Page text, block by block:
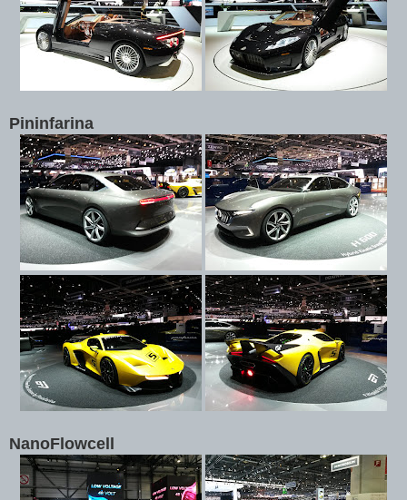
Pininfarina
NanoFlowcell